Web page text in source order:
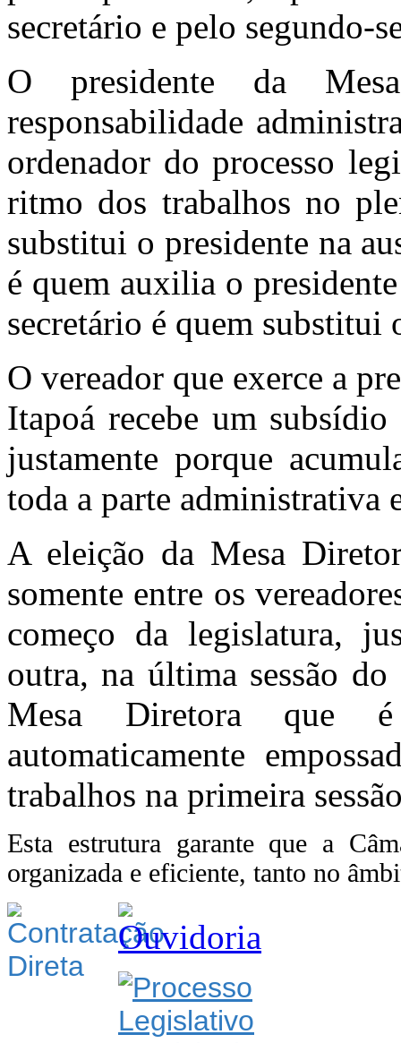
secretário e pelo segundo-
O presidente da
responsabilidade
ordenador do processo
ritmo dos trabalhos no
substitui o presidente na
é quem auxilia o
secretário é quem substitui
O vereador que exerce a
Itapoá recebe um
justamente porque
toda a parte administrativa
A eleição da Mesa
somente entre os
começo da legislatura,
outra, na última sessão
Mesa Diretora que
automaticamente
trabalhos na primeira
Esta estrutura garante que a
organizada e eficiente, tanto no